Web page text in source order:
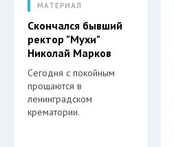
МАТЕРИАЛ
Скончался бывший
ректор "Мухи"
Николай Марков
Сегодня с покойным
прощаются в
ленинградском
крематории.